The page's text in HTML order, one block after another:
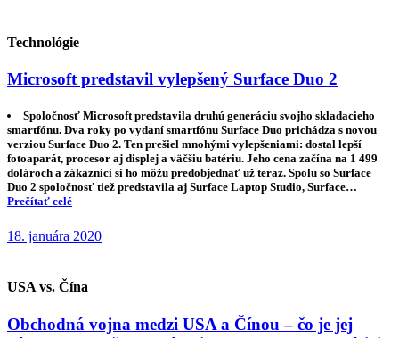
Technológie
Microsoft predstavil vylepšený Surface Duo 2
Spoločnosť Microsoft predstavila druhú generáciu svojho skladacieho
smartfónu. Dva roky po vydaní smartfónu Surface Duo prichádza s novou
verziou Surface Duo 2. Ten prešiel mnohými vylepšeniami: dostal lepší
fotoaparát, procesor aj displej a väčšiu batériu. Jeho cena začína na 1 499
dolároch a zákazníci si ho môžu predobjednať už teraz. Spolu so Surface
Duo 2 spoločnosť tiež predstavila aj Surface Laptop Studio, Surface…
Prečítať celé
18. januára 2020
USA vs. Čína
Obchodná vojna medzi USA a Čínou – čo je jej